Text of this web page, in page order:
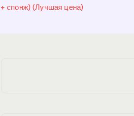
спонж) (Лучшая цена)